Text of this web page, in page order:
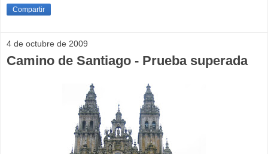
Compartir
4 de octubre de 2009
Camino de Santiago - Prueba superada